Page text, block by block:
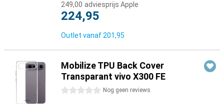
249,00 adviesprijs Apple
224,95
Outlet vanaf 201,95
Mobilize TPU Back Cover
Transparant vivo X300 FE
0 sterren Nog geen reviews